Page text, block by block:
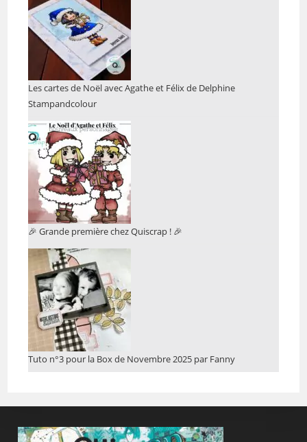
Les cartes de Noël avec Agathe et Félix de Delphine
Stampandcolour
🎉 Grande première chez Quiscrap ! 🎉
Tuto n°3 pour la Box de Novembre 2025 par Fanny